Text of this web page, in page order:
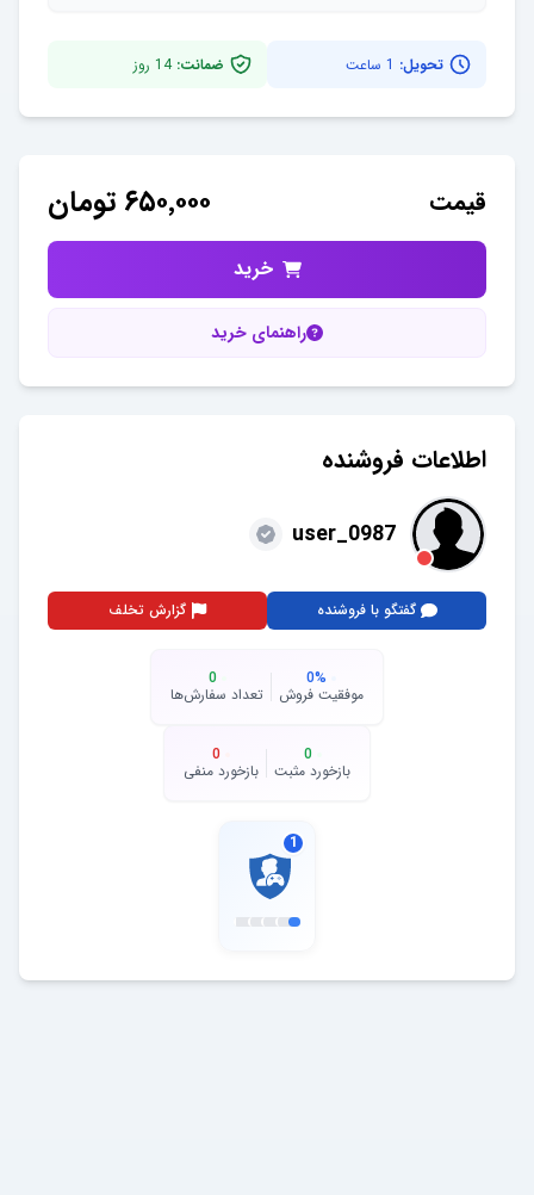
تحویل: 1 ساعت ضمانت:14 روز
قیمت ۶۵۰٬۰۰۰ تومان
خرید
راهنمای خرید
اطلاعات فروشنده
user_0987
گفتگو با فروشنده گزارش تخلف
0%
موفقیت فروش
0
تعداد سفارش‌ها
0
بازخورد مثبت
0
بازخورد منفی
1